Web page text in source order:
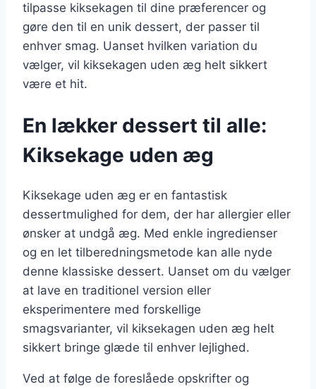
tilpasse kiksekagen til dine præferencer og
gøre den til en unik dessert, der passer til
enhver smag. Uanset hvilken variation du
vælger, vil kiksekagen uden æg helt sikkert
være et hit.
En lækker dessert til alle:
Kiksekage uden æg
Kiksekage uden æg er en fantastisk
dessertmulighed for dem, der har allergier eller
ønsker at undgå æg. Med enkle ingredienser
og en let tilberedningsmetode kan alle nyde
denne klassiske dessert. Uanset om du vælger
at lave en traditionel version eller
eksperimentere med forskellige
smagsvarianter, vil kiksekagen uden æg helt
sikkert bringe glæde til enhver lejlighed.
Ved at følge de foreslåede opskrifter og